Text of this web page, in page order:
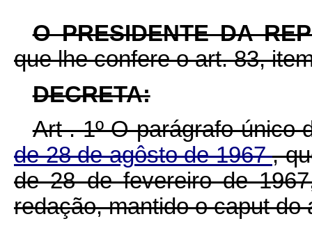
O PRESIDENTE DA
que lhe confere o art. 83,
DECRETA:
Art . 1º O parágrafo único
de 28 de agôsto de 1967,
de 28 de fevereiro de
redação, mantido o caput do